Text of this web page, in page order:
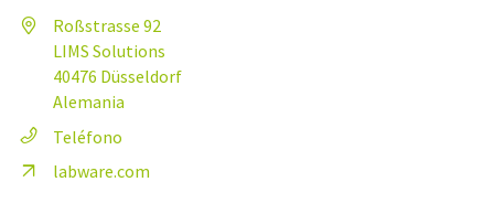
Roßstrasse 92
LIMS Solutions
40476 Düsseldorf
Alemania
Teléfono
labware.com